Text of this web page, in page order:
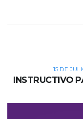
15 DE
INSTRUCTIVO